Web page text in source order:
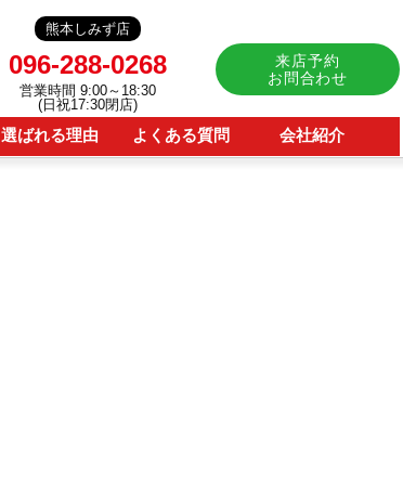
熊本しみず店
096-288-0268
営業時間 9:00～18:30
(日祝17:30閉店)
来店予約
お問合わせ
選ばれる理由 よくある質問 会社紹介